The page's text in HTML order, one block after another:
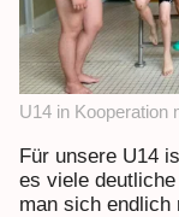
U14 in Kooperation
Für unsere U14
es viele
man sich endlich